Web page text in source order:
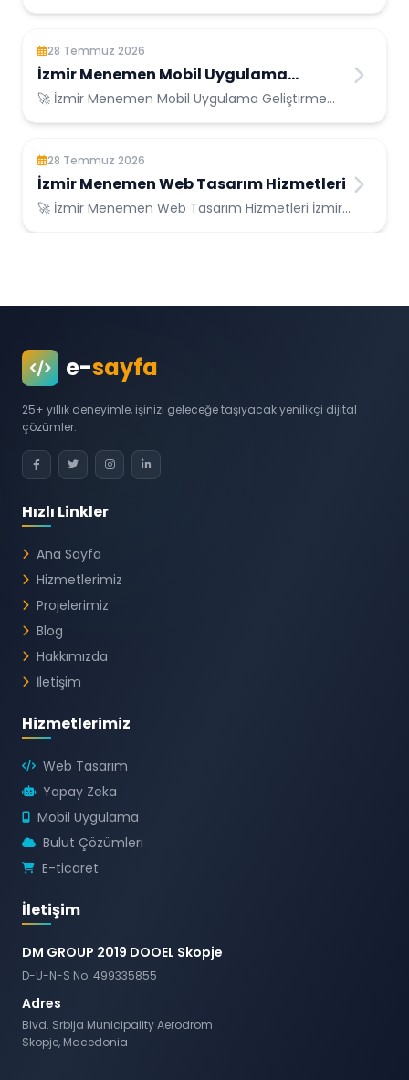
28 Temmuz 2026
İzmir Menemen Mobil Uygulama
Geliştirme
🚀 İzmir Menemen Mobil Uygulama Geliştirme
28 Temmuz 2026
İzmir Menemen Web Tasarım Hizmetleri
🚀 İzmir Menemen Web Tasarım Hizmetleri İzmir
e-sayfa
25+ yıllık deneyimle, işinizi geleceğe taşıyacak yenilikçi dijital
çözümler.
Hızlı Linkler
Ana Sayfa
Hizmetlerimiz
Projelerimiz
Blog
Hakkımızda
İletişim
Hizmetlerimiz
Web Tasarım
Yapay Zeka
Mobil Uygulama
Bulut Çözümleri
E-ticaret
İletişim
DM GROUP 2019 DOOEL Skopje
D-U-N-S No: 499335855
Adres
Blvd. Srbija Municipality Aerodrom
Skopje, Macedonia